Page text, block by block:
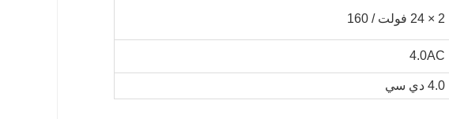
2 × 24 فولت / 160
4.0AC
4.0 دي سي